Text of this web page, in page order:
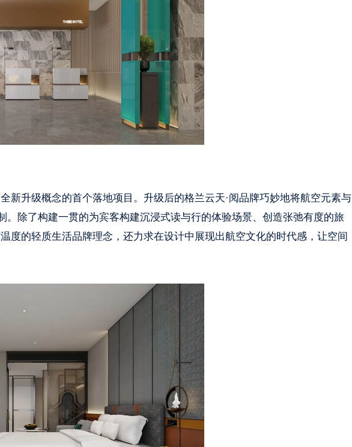
新升级概念的首个落地项目。升级后的格兰云天·阅品牌巧妙地将航空元素与
。除了构建一贯的为宾客构建沉浸式读与行的体验场景、创造张弛有度的旅
度的轻质生活品牌理念，还力求在设计中展现出航空文化的时代感，让空间